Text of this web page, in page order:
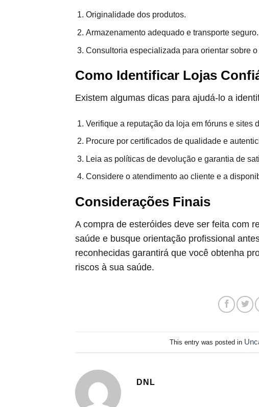
Originalidade dos produtos.
Armazenamento adequado e transporte seguro.
Consultoria especializada para orientar sobre o
Como Identificar Lojas
Existem algumas dicas para ajudá-lo a
Verifique a reputação da loja em fóruns e sites
Procure por certificados de qualidade e
Leia as políticas de devolução e garantia de
Considere o atendimento ao cliente e a
Considerações Finais
A compra de esteróides deve ser feita com
saúde e busque orientação profissional
reconhecidas garantirá que você obtenha
riscos à sua saúde.
This entry was posted in
DNL